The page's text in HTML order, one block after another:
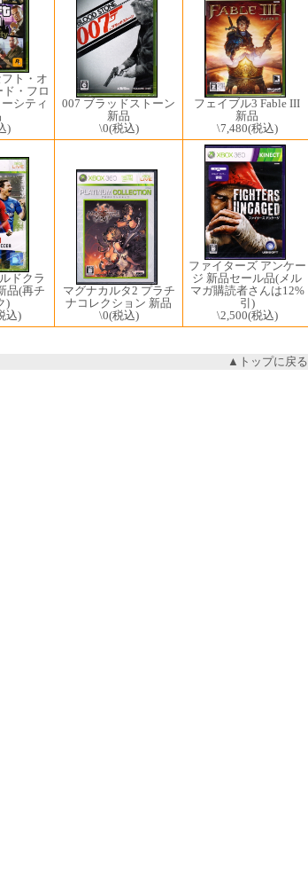
ト・オ
ド・フロ
シティ
)
007 ブラッドストーン
新品
\0(税込)
フェイブル3 Fable III
新品
\7,480(税込)
ドクラ
品(再チ
)
込)
マグナカルタ2 プラチ
ナコレクション 新品
\0(税込)
ファイターズ アンケー
ジ 新品セール品(メル
マガ購読者さんは12%
引)
\2,500(税込)
▲トップに戻る